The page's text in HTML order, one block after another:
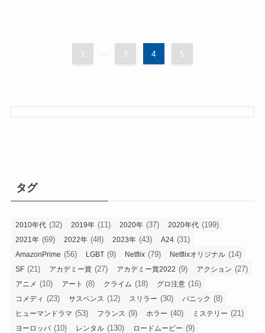
1 ... 3 4 5
タグ
2010年代 (32) 2019年 (11) 2020年 (37) 2020年代 (199)
2021年 (69) 2022年 (48) 2023年 (43) A24 (31)
AmazonPrime (56) LGBT (9) Netflix (79) Netflixオリジナル (14)
SF (21) アカデミー賞 (27) アカデミー賞2022 (9) アクション (27)
アニメ (10) アート (8) クライム (18) グロ注意 (16)
コメディ (23) サスペンス (12) スリラー (30) パニック (8)
ヒューマンドラマ (53) フランス (9) ホラー (40) ミステリー (21)
ヨーロッパ (10) レンタル (130) ロードムービー (9)